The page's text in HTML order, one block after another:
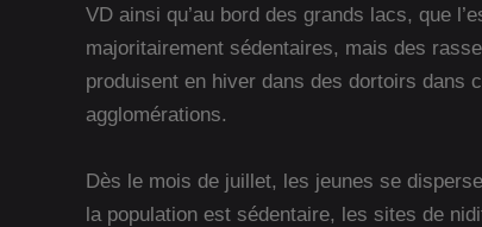
VD ainsi qu’au bord des grands lacs, que
majoritairement sédentaires, mais des
produisent en hiver dans des dortoirs dans
agglomérations.
Dès le mois de juillet, les jeunes se
la population est sédentaire, les sites de